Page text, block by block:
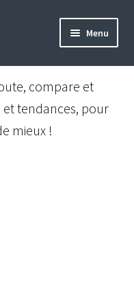
Menu
compare et
tendances, pour
mieux !